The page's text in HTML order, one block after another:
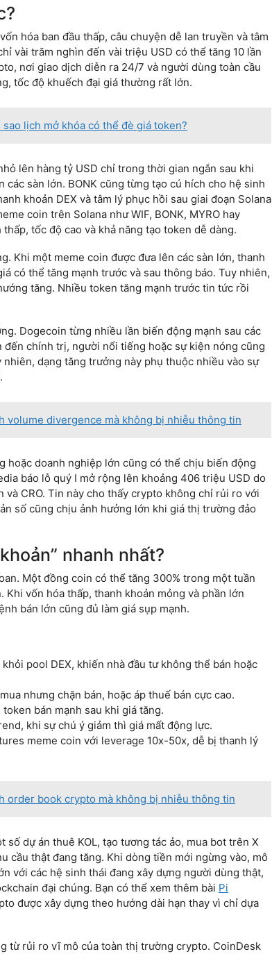
hóa ban đầu thấp, câu chuyện dễ lan truyền và tâm
vài trăm nghìn đến vài triệu USD có thể tăng 10 lần
nơi giao dịch diễn ra 24/7 và người dùng toàn cầu
tốc độ khuếch đại giá thường rất lớn.
lịch mở khóa có thể đè giá token?
lên hàng tỷ USD chỉ trong thời gian ngắn sau khi
sàn lớn. BONK cũng từng tạo cú hích cho hệ sinh
khoản DEX và tâm lý phục hồi sau giai đoạn Solana
coin trên Solana như WIF, BONK, MYRO hay
tốc độ cao và khả năng tạo token dễ dàng.
Khi một meme coin được đưa lên các sàn lớn, thanh
có thể tăng mạnh trước và sau thông báo. Tuy nhiên,
tăng. Nhiều token tăng mạnh trước tin tức rồi
Dogecoin từng nhiều lần biến động mạnh sau các
đến chính trị, người nổi tiếng hoặc sự kiện nóng cũng
dạng tăng trưởng này phụ thuộc nhiều vào sự
volume divergence mà không bị nhiễu thông tin
hoặc doanh nghiệp lớn cũng có thể chịu biến động
báo lỗ quý I mở rộng lên khoảng 406 triệu USD do
CRO. Tin này cho thấy crypto không chỉ rủi ro với
số cũng chịu ảnh hưởng lớn khi giá thị trường đảo
nhanh nhất?
Một đồng coin có thể tăng 300% trong một tuần
vốn hóa thấp, thanh khoản mỏng và phần lớn
bán lớn cũng đủ làm giá sụp mạnh.
pool DEX, khiến nhà đầu tư không thể bán hoặc
nhưng chặn bán, hoặc áp thuế bán cực cao.
bán mạnh sau khi giá tăng.
khi sự chú ý giảm thì giá mất động lực.
meme coin với leverage 10x-50x, dễ bị thanh lý
order book crypto mà không bị nhiễu thông tin
dự án thuê KOL, tạo tương tác ảo, mua bot trên X
cầu thật đang tăng. Khi dòng tiền mới ngừng vào, mô
với các hệ sinh thái đang xây dựng người dùng thật,
đại chúng. Bạn có thể xem thêm bài Pi
được xây dựng theo hướng dài hạn thay vì chỉ dựa
từ rủi ro vĩ mô của toàn thị trường crypto. CoinDesk